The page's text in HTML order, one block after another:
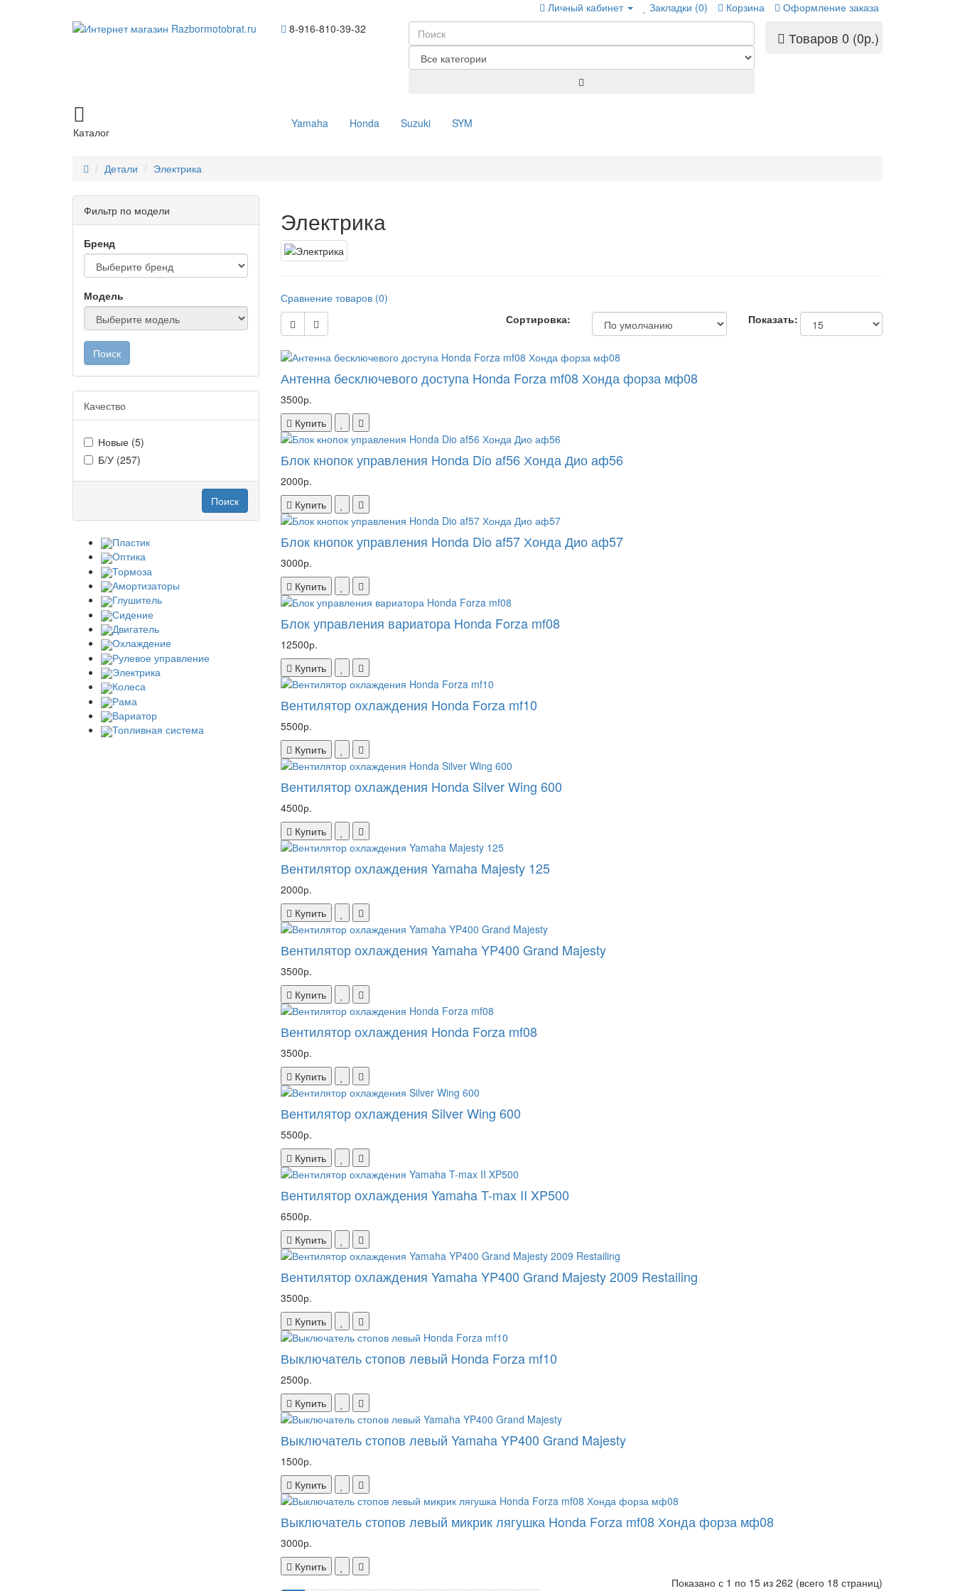
Личный кабинет Закладки (0) Корзина
Оформление заказа
8-916-810-39-32
Товаров 0 (0р.)
Каталог
Yamaha Honda Suzuki SYM
Детали Электрика
Фильтр по модели
Бренд
Модель
Поиск
Качество
Новые (5)
Б/У (257)
Поиск
Пластик
Оптика
Тормоза
Амортизаторы
Глушитель
Сидение
Двигатель
Охлаждение
Рулевое управление
Электрика
Колеса
Рама
Вариатор
Топливная система
Электрика
Сравнение товаров (0)
Сортировка:
Показать:
Антенна бесключевого доступа Honda Forza mf08 Хонда форза мф08
3500р.
Купить
Блок кнопок управления Honda Dio af56 Хонда Дио аф56
2000р.
Купить
Блок кнопок управления Honda Dio af57 Хонда Дио аф57
3000р.
Купить
Блок управления вариатора Honda Forza mf08
12500р.
Купить
Вентилятор охлаждения Honda Forza mf10
5500р.
Купить
Вентилятор охлаждения Honda Silver Wing 600
4500р.
Купить
Вентилятор охлаждения Yamaha Majesty 125
2000р.
Купить
Вентилятор охлаждения Yamaha YP400 Grand Majesty
3500р.
Купить
Вентилятор охлаждения Honda Forza mf08
3500р.
Купить
Вентилятор охлаждения Silver Wing 600
5500р.
Купить
Вентилятор охлаждения Yamaha T-max II XP500
6500р.
Купить
Вентилятор охлаждения Yamaha YP400 Grand Majesty 2009 Restailing
3500р.
Купить
Выключатель стопов левый Honda Forza mf10
2500р.
Купить
Выключатель стопов левый Yamaha YP400 Grand Majesty
1500р.
Купить
Выключатель стопов левый микрик лягушка Honda Forza mf08 Хонда форза мф08
3000р.
Купить
Показано с 1 по 15 из 262 (всего 18 страниц)